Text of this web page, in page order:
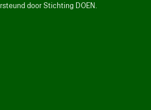
door Stichting DOEN.